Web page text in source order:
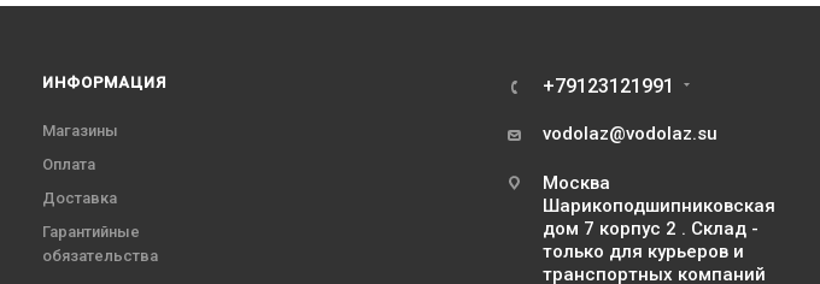
ИНФОРМАЦИЯ
Магазины
Оплата
Доставка
Гарантийные
обязательства
+79123121991
vodolaz@vodolaz.su
Москва
Шарикоподшипниковская
дом 7 корпус 2 . Склад -
только для курьеров и
транспортных компаний